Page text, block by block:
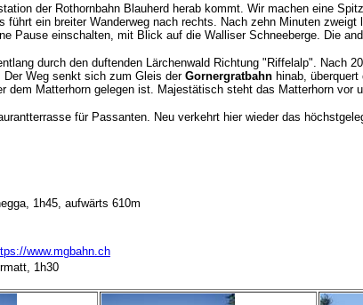
der Rothornbahn Blauherd herab kommt. Wir machen eine
ein breiter Wanderweg nach rechts. Nach zehn Minuten
Pause einschalten, mit Blick auf die Walliser Schneeberge. Die
durch den duftenden Lärchenwald Richtung "Riffelalp". Nach
Der Weg senkt sich zum Gleis der Gornergratbahn hinab,
dem Matterhorn gelegen ist. Majestätisch steht das Matterhorn vor
für Passanten. Neu verkehrt hier wieder das
1h45, aufwärts 610m
www.mgbahn.ch
1h30